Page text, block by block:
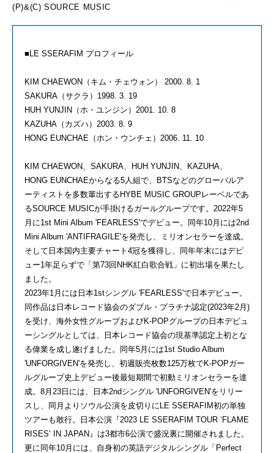
(P)&(C) SOURCE MUSIC
■LE SSERAFIM プロフィール
KIM CHAEWON（キム・チェウォン） 2000. 8. 1
SAKURA（サクラ）1998. 3. 19
HUH YUNJIN（ホ・ユンジン）2001. 10. 8
KAZUHA（カズハ）2003. 8. 9
HONG EUNCHAE（ホン・ウンチェ）2006. 11. 10
KIM CHAEWON、SAKURA、HUH YUNJIN、KAZUHA、
HONG EUNCHAEからなる5人組で、BTSなどのグローバルア
ーティストを多数輩出するHYBE MUSIC GROUPレーベルであ
るSOURCE MUSICが手掛けるガールグループです。2022年5
月に1st Mini Album 'FEARLESS'でデビュー。同年10月には2nd
Mini Album 'ANTIFRAGILE'を発売し、ミリオンセラーを達成。
そして日本国内主要チャート4冠を獲得し、同年年末にはデビ
ュー1年足らずで「第73回NHK紅白歌合戦」に初出場を果たし
ました。
2023年1月には日本1stシングル 'FEARLESS'で日本デビュー。
同作品は日本レコード協会のダブル・プラチナ認定(2023年2月)
を受け、海外女性グループおよびK-POPグループの日本デビュ
ーシングルとしては、日本レコード協会の現基準認定上初とな
る偉業を成し遂げました。同年5月には1st Studio Album
'UNFORGIVEN'を発売し、初週販売枚数125万枚でK-POPガー
ルグループ史上デビュー後最短期間で初動ミリオンセラーを達
成。8月23日には、日本2ndシングル 'UNFORGIVEN'をリリー
スし、同月よりソウル公演を皮切りにLE SSERAFIM初の単独
ツアーも敢行。日本公演『2023 LE SSERAFIM TOUR ‘FLAME
RISES’ IN JAPAN』は3都市6公演で盛況裏に開催されました。
更に同年10月には、自身初の英語デジタルシングル「Perfect